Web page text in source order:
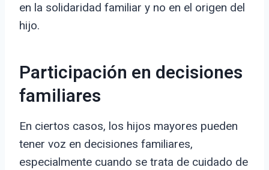
en la solidaridad familiar y no en el origen del
hijo.
Participación en decisiones
familiares
En ciertos casos, los hijos mayores pueden
tener voz en decisiones familiares,
especialmente cuando se trata de cuidado de